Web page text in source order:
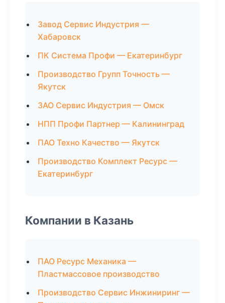
Завод Сервис Индустрия —
Хабаровск
ПК Система Профи — Екатеринбург
Производство Групп Точность —
Якутск
ЗАО Сервис Индустрия — Омск
НПП Профи Партнер — Калининград
ПАО Техно Качество — Якутск
Производство Комплект Ресурс —
Екатеринбург
Компании в Казань
ПАО Ресурс Механика —
Пластмассовое производство
Производство Сервис Инжиниринг —